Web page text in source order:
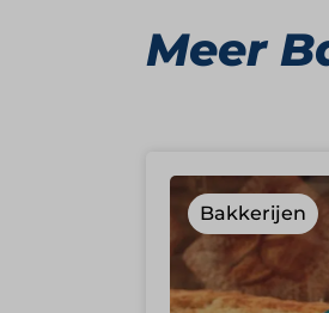
Meer
Bakkerijen